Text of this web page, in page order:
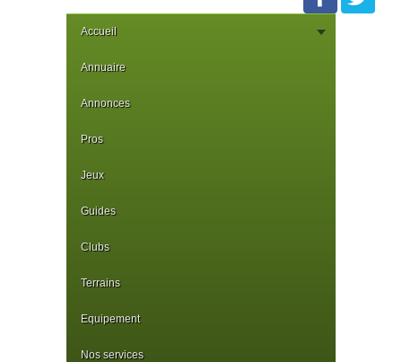
Accueil
Annuaire
Annonces
Pros
Jeux
Guides
Clubs
Terrains
Equipement
Nos services